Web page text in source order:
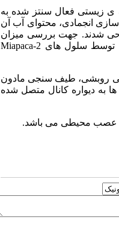
ی زیستی فعال سنتز شده به
انجمادی، محتوای آب آن
و خارجی به ترتیب 1.6 و 2.2 میلی متر و طول 12 میلی متر طراحی شدند. جهت بررسی میزان
زیست سازگاری کانال های تهیه شده از دو تست سمیت، توسط سلول های تخمدان همستر چینی و تست MTT توسط سلول های Miapaca-2
روبشی، طیف سنجی مادون
به دیواره کانال متصل شده
عصب محیطی می باشد.